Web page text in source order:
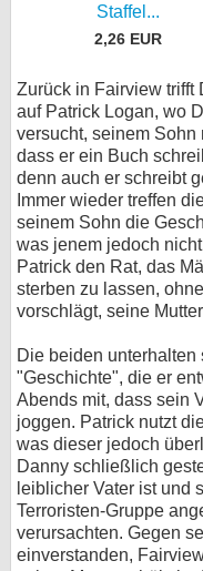
Staffel...
2,26 EUR
Zurück in Fairview
auf Patrick Logan, wo
versucht, seinem Sohn
dass er ein Buch
denn auch er schreibt
Immer wieder treffen
seinem Sohn die
was jenem jedoch
Patrick den Rat, das
sterben zu lassen,
vorschlägt, seine
Die beiden
"Geschichte", die er
Abends mit, dass sein
joggen. Patrick nutzt
was dieser jedoch
Danny schließlich
leiblicher Vater ist und
Terroristen-Gruppe
verursachten. Gegen
einverstanden,